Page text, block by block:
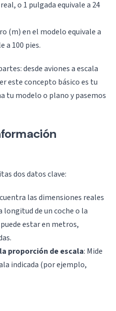
o 1 pulgada equivale a 24
(m) en el modelo equivale a
a 100 pies.
desde aviones a escala
este concepto básico es tu
tu modelo o plano y pasemos
dos datos clave:
las dimensiones reales
de un coche o la
estar en metros,
proporción de escala: Mide
indicada (por ejemplo,